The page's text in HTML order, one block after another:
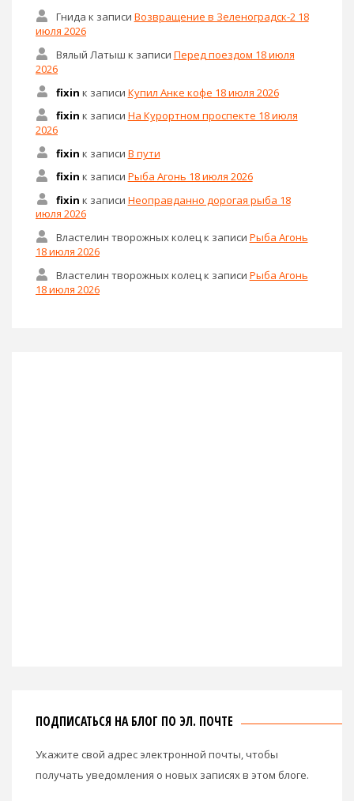
Гнида к записи Возвращение в Зеленоградск-2 18
июля 2026
Вялый Латыш к записи Перед поездом 18 июля
2026
fixin к записи Купил Анке кофе 18 июля 2026
fixin к записи На Курортном проспекте 18 июля
2026
fixin к записи В пути
fixin к записи Рыба Агонь 18 июля 2026
fixin к записи Неоправданно дорогая рыба 18
июля 2026
Властелин творожных колецк записи Рыба Агонь
18 июля 2026
Властелин творожных колецк записи Рыба Агонь
18 июля 2026
ПОДПИСАТЬСЯ НА БЛОГ ПО ЭЛ. ПОЧТЕ
Укажите свой адрес электронной почты, чтобы
получать уведомления о новых записях в этом блоге.